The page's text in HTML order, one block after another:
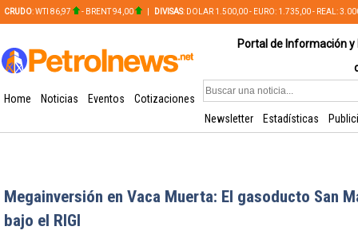
CRUDO: WTI 86,97 - BRENT 94,00 DIVISAS: DOLAR 1.500,00 - EURO: 1.735,00 - REAL:
Portal de Información
Home Noticias Eventos
Cotizaciones
Newsletter
Estadísticas
Megainversión en Vaca Muerta: El gasoducto San
bajo el RIGI